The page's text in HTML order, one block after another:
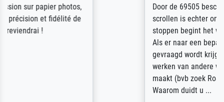
Door de 69505 beschikbare kunstenaars
scrollen is echter onbegonnen werk (na
stoppen begint het weer van voor af aan).
Als er naar een bepaalde kunstenaar
gevraagd wordt krijg je ook een aantal
werken van andere wat het onoverzichtelijk
maakt (bvb zoek Ros = ook Rops, Rose etc).